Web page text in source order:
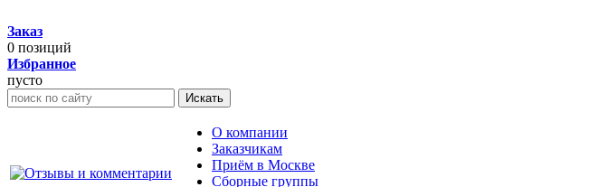
Заказ
0 позиций
Избранное
пусто
Искать
О компании
Заказчикам
Приём в Москве
Сборные группы